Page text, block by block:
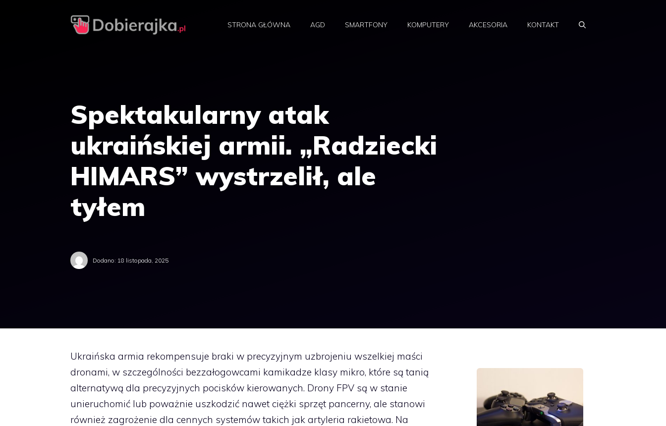
STRONA GŁÓWNA AGD SMARTFONY KOMPUTERY AKCESORIA KONTAKT
Spektakularny atak
ukraińskiej armii. „Radziecki
HIMARS” wystrzelił, ale
tyłem
Dodano: 18 listopada, 2025
Ukraińska armia rekompensuje braki w precyzyjnym uzbrojeniu wszelkiej maści
dronami, w szczególności bezzałogowcami kamikadze klasy mikro, które są tanią
alternatywą dla precyzyjnych pocisków kierowanych. Drony FPV są w stanie
unieruchomić lub poważnie uszkodzić nawet ciężki sprzęt pancerny, ale stanowi
również zagrożenie dla cennych systemów takich jak artyleria rakietowa. Na